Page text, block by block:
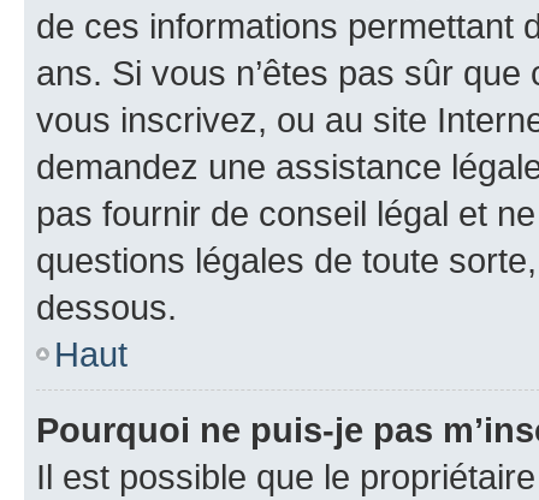
de ces informations permettant
ans. Si vous n’êtes pas sûr
vous inscrivez, ou au site
demandez une assistance
pas fournir de conseil légal et
questions légales de toute
dessous.
Haut
Pourquoi ne puis-je pas
Il est possible que le